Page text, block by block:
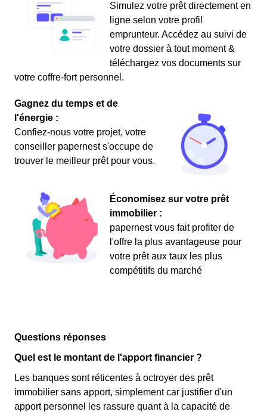
Simulez votre prêt directement en
ligne selon votre profil
emprunteur. Accédez au suivi de
votre dossier à tout moment &
téléchargez vos documents sur
votre coffre-fort personnel.
Gagnez du temps et de
l'énergie :
Confiez-nous votre projet, votre
conseiller papernest s'occupe de
trouver le meilleur prêt pour vous.
Économisez sur votre prêt
immobilier :
papernest vous fait profiter de
l'offre la plus avantageuse pour
votre prêt aux taux les plus
compétitifs du marché
Questions réponses
Quel est le montant de l'apport financier ?
Les banques sont réticentes à octroyer des prêt
immobilier sans apport, simplement car justifier d'un
apport personnel les rassure quant à la capacité de